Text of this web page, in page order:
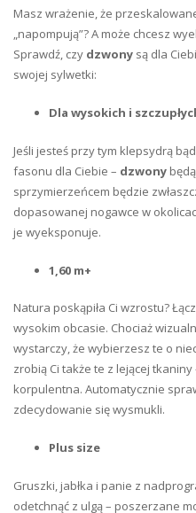
Masz wrażenie, że
„napompują”? A może chcesz
Sprawdź, czy dzwony są dla
swojej sylwetki:
Dla wysokich i
Jeśli jesteś przy tym klepsydrą
fasonu dla Ciebie – dzwony
sprzymierzeńcem będzie
dopasowanej nogawce w
je wyeksponuje.
1,60 m+
Natura poskąpiła Ci wzrostu?
wysokim obcasie. Chociaż
wystarczy, że wybierzesz te o
zrobią Ci także te z lejącej tkaniny
korpulentna. Automatycznie
zdecydowanie się wysmukli.
Plus size
Gruszki, jabłka i panie z
odetchnąć z ulgą – poszerzane